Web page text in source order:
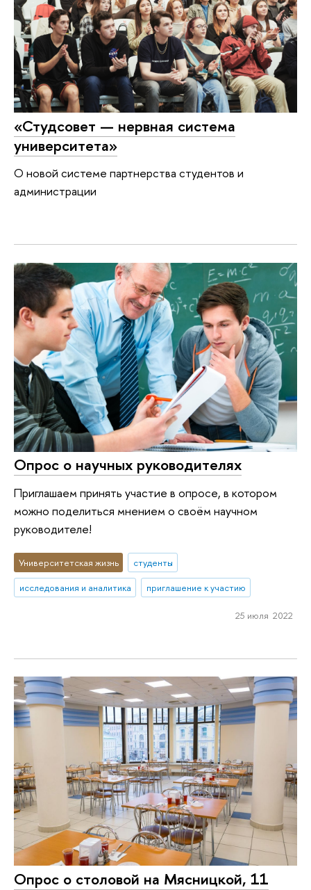
«Студсовет — нервная система
университета»
О новой системе партнерства студентов и
администрации
Опрос о научных руководителях
Приглашаем принять участие в опросе, в котором
можно поделиться мнением о своём научном
руководителе!
Университетская жизнь
студенты
исследования и аналитика
приглашение к участию
25 июля 2022
Опрос о столовой на Мясницкой, 11